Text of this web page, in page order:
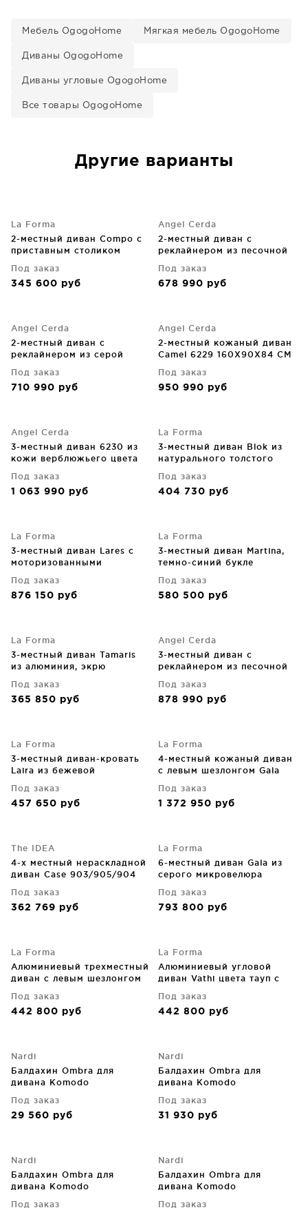
Мебель OgogoHome Мягкая мебель OgogoHome
Диваны OgogoHome
Диваны угловые OgogoHome
Все товары OgogoHome
Другие варианты
La Forma
2-местный диван Compo с
приставным столиком
Под заказ
345 600 руб
Angel Cerda
2-местный диван с
реклайнером из песочной
Под заказ
678 990 руб
Angel Cerda
2-местный диван с
реклайнером из серой
Под заказ
710 990 руб
Angel Cerda
2-местный кожаный диван
Camel 6229 160X90X84 CM
Под заказ
950 990 руб
Angel Cerda
3-местный диван 6230 из
кожи верблюжьего цвета
Под заказ
1 063 990 руб
La Forma
3-местный диван Blok из
натурального толстого
Под заказ
404 730 руб
La Forma
3-местный диван Lares с
моторизованными
регулируемым
подголовником, бежевый
Под заказ
876 150 руб
La Forma
3-местный диван Martina,
темно-синий букле
Под заказ
580 500 руб
La Forma
3-местный диван Tamaris
из алюминия, экрю
Под заказ
365 850 руб
Angel Cerda
3-местный диван с
реклайнером из песочной
Под заказ
878 990 руб
La Forma
3-местный диван-кровать
Laira из бежевой
Под заказ
457 650 руб
La Forma
4-местный кожаный диван
с левым шезлонгом Gala
Под заказ
1 372 950 руб
The IDEA
4-х местный нераскладной
диван Case 903/905/904
Под заказ
362 769 руб
La Forma
6-местный диван Gala из
серого микровелюра
Под заказ
793 800 руб
La Forma
Алюминиевый трехместный
диван с левым шезлонгом
Под заказ
442 800 руб
La Forma
Алюминиевый угловой
диван Vathi цвета тауп с
CM
Под заказ
442 800 руб
Nardi
Балдахин Ombra для
дивана Komodo
Под заказ
29 560 руб
Nardi
Балдахин Ombra для
дивана Komodo
Под заказ
31 930 руб
Nardi
Балдахин Ombra для
дивана Komodo
Под заказ
Nardi
Балдахин Ombra для
дивана Komodo
Под заказ